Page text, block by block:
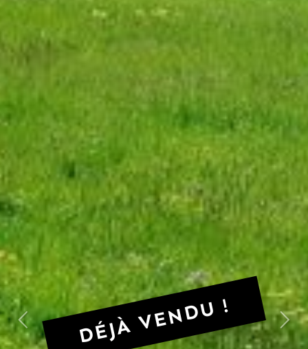
DÉJÀ VENDU !